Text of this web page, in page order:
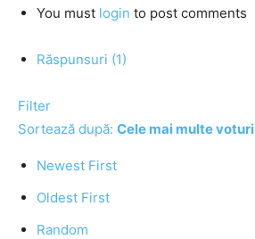
You must login to post comments
Răspunsuri (1)
Filter
Sortează după: Cele mai multe voturi
Newest First
Oldest First
Random